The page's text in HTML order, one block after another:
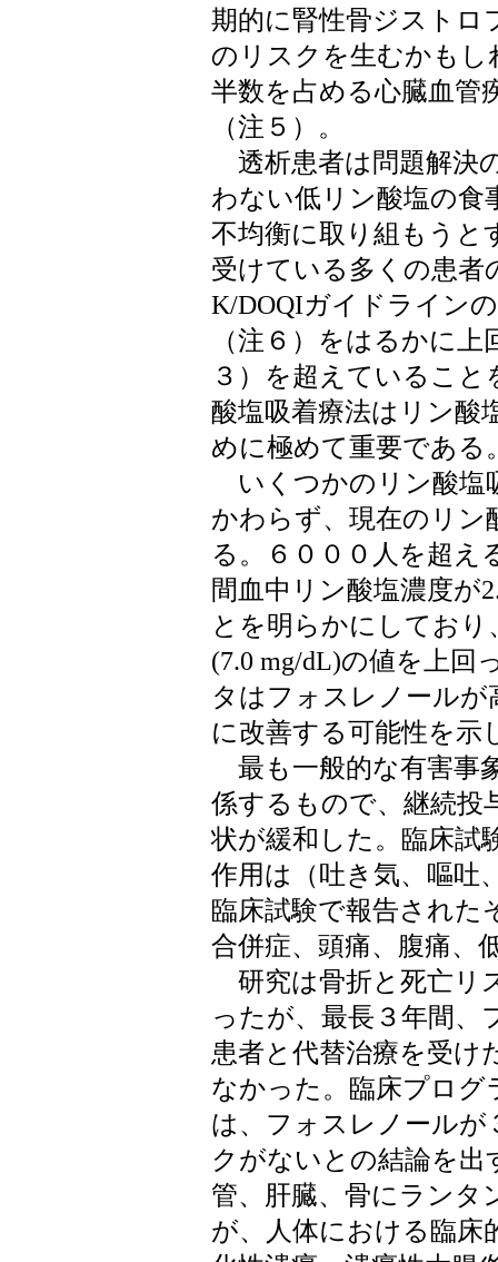
期的に腎性骨ジストロ
のリスクを生むかもし
半数を占める心臓血管
（注５）。
透析患者は問題解決
わない低リン酸塩の食
不均衡に取り組もうと
受けている多くの患者
K/DOQIガイドライン
（注６）をはるかに上
３）を超えているこ
酸塩吸着療法はリン酸
めに極めて重要である
いくつかのリン酸塩
かわらず、現在のリン
る。６０００人を超え
間血中リン酸塩濃度が
とを明らかにしており
(7.0 mg/dL)の値を上回
タはフォスレノール
に改善する可能性を示
最も一般的な有害事
係するもので、継続投
状が緩和した。臨床試
作用は（吐き気、嘔吐
臨床試験で報告された
合併症、頭痛、腹痛、
研究は骨折と死亡リ
ったが、最長３年間、
患者と代替治療を受け
なかった。臨床プログ
は、フォスレノールが
クがないとの結論を出
管、肝臓、骨にランタ
が、人体における臨床